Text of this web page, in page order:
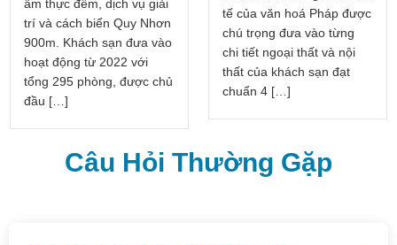
ẩm thực đêm, dịch vụ giải
trí và cách biển Quy Nhơn
900m. Khách sạn đưa vào
hoạt động từ 2022 với
tổng 295 phòng, được chủ
đầu […]
tế của văn hoá Pháp được
chú trọng đưa vào từng
chi tiết ngoại thất và nội
thất của khách sạn đạt
chuẩn 4 […]
Câu Hỏi Thường Gặp